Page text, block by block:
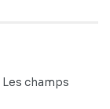
Les champs